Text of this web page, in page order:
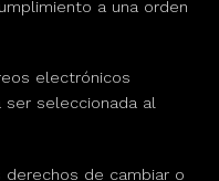
a una orden
electrónicos
ser seleccionada al
derechos de cambiar o